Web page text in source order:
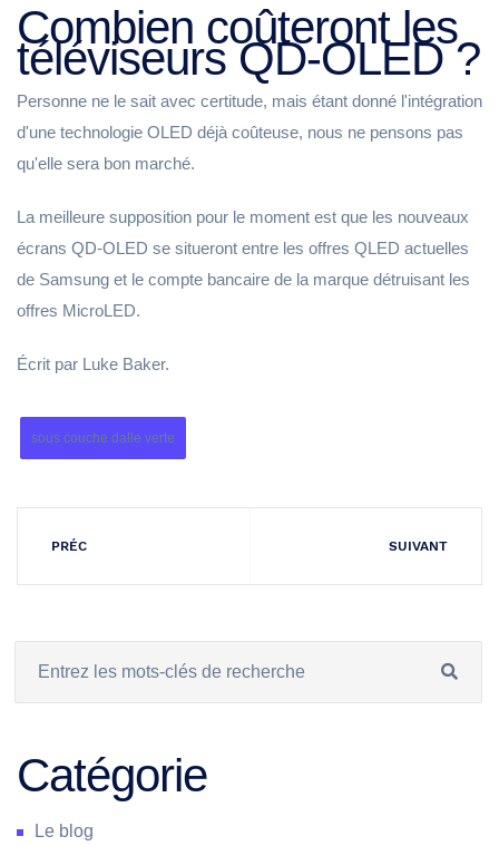
Combien coûteront les
téléviseurs QD-OLED ?
Personne ne le sait avec certitude, mais étant donné l'intégration
d'une technologie OLED déjà coûteuse, nous ne pensons pas
qu'elle sera bon marché.
La meilleure supposition pour le moment est que les nouveaux
écrans QD-OLED se situeront entre les offres QLED actuelles
de Samsung et le compte bancaire de la marque détruisant les
offres MicroLED.
Écrit par Luke Baker.
sous couche dalle verte
PRÉC SUIVANT
Catégorie
Le blog